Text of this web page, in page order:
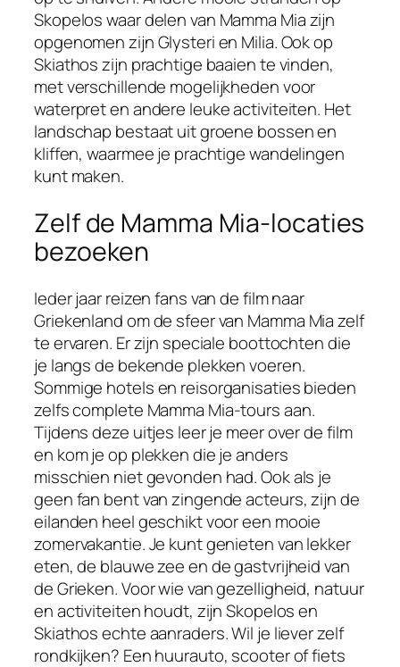
Skopelos waar delen van Mamma Mia zijn
opgenomen zijn Glysteri en Milia. Ook op
Skiathos zijn prachtige baaien te vinden,
met verschillende mogelijkheden voor
waterpret en andere leuke activiteiten. Het
landschap bestaat uit groene bossen en
kliffen, waarmee je prachtige wandelingen
kunt maken.
Zelf de Mamma Mia-locaties
bezoeken
Ieder jaar reizen fans van de film naar
Griekenland om de sfeer van Mamma Mia zelf
te ervaren. Er zijn speciale boottochten die
je langs de bekende plekken voeren.
Sommige hotels en reisorganisaties bieden
zelfs complete Mamma Mia-tours aan.
Tijdens deze uitjes leer je meer over de film
en kom je op plekken die je anders
misschien niet gevonden had. Ook als je
geen fan bent van zingende acteurs, zijn de
eilanden heel geschikt voor een mooie
zomervakantie. Je kunt genieten van lekker
eten, de blauwe zee en de gastvrijheid van
de Grieken. Voor wie van gezelligheid, natuur
en activiteiten houdt, zijn Skopelos en
Skiathos echte aanraders. Wil je liever zelf
rondkijken? Een huurauto, scooter of fiets